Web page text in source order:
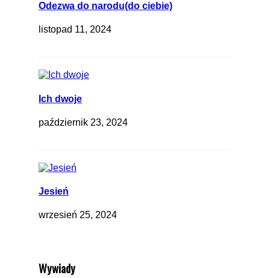
Odezwa do narodu(do ciebie)
listopad 11, 2024
Ich dwoje
październik 23, 2024
Jesień
wrzesień 25, 2024
Wywiady